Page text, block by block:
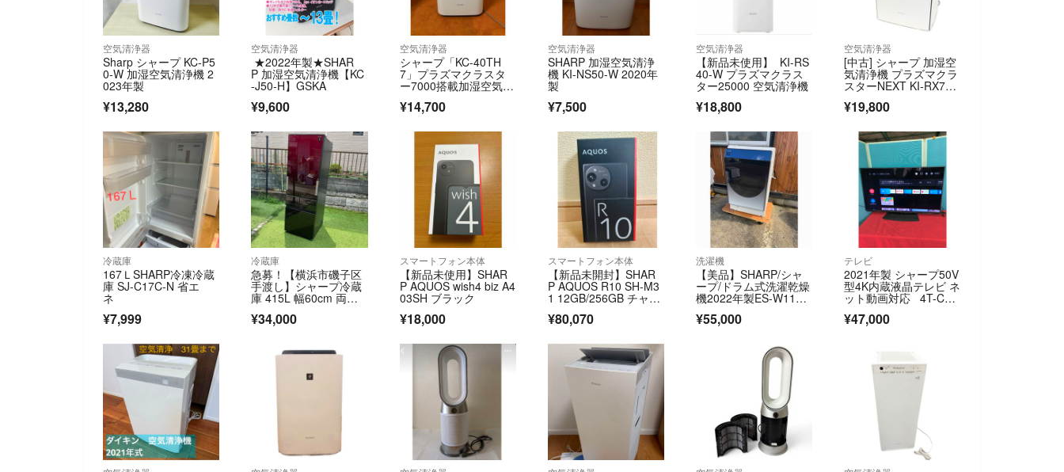
空気清浄器
Sharp シャープ KC-P5
0-W 加湿空気清浄機 2
023年製
¥13,280
空気清浄器
★2022年製★SHAR
P 加湿空気清浄機【KC
-J50-H】GSKA
¥9,600
空気清浄器
シャープ「KC-40TH
7」プラズマクラスタ
ー7000搭載加湿空気清
¥14,700
空気清浄器
SHARP 加湿空気清浄
機 KI-NS50-W 2020年
製
¥7,500
空気清浄器
【新品未使用】 KI-RS
40-W プラズマクラス
ター25000 空気清浄機
¥18,800
空気清浄器
[中古] シャープ 加湿空
気清浄機 プラズマクラ
スターNEXT KI-RX70
(空気清浄〜31畳 / 加
湿〜最大25畳) ki-rx70-
¥19,800
冷蔵庫
167ＬSHARP冷凍冷蔵
庫 SJ-C17C-N 省エ
ネ
¥7,999
冷蔵庫
急募！【横浜市磯子区
手渡し】シャープ冷蔵
庫 415L 幅60cm 両開
¥34,000
スマートフォン本体
【新品未使用】SHAR
P AQUOS wish4 biz A4
03SH ブラック
¥18,000
スマートフォン本体
【新品未開封】SHAR
P AQUOS R10 SH-M3
1 12GB/256GB チャコ
¥80,070
洗濯機
【美品】SHARP/シャ
ープ/ドラム式洗濯乾燥
機2022年製ES-W114-
¥55,000
テレビ
2021年製 シャープ50V
型4K内蔵液晶テレビ ネ
ット動画対応 4T-C50
¥47,000